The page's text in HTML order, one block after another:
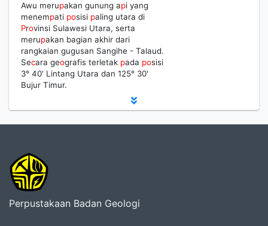
Awu merupakan gunung api yang
menempati posisi paling utara di
Provinsi Sulawesi Utara, serta
merupakan bagian akhir dari
rangkaian gugusan Sangihe - Talaud.
Secara geografis terletak pada posisi
3° 40' Lintang Utara dan 125° 30'
Bujur Timur.
Perpustakaan Badan Geologi